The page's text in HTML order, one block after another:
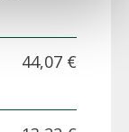
44,07 €